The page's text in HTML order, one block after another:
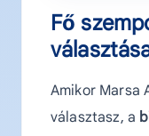
Fő
Amikor Marsa
választasz, a